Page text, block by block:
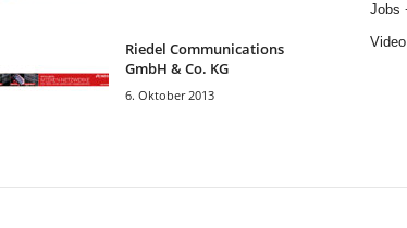
Riedel Communica­tions
GmbH & Co. KG
6. Oktober 2013
Jobs
Video